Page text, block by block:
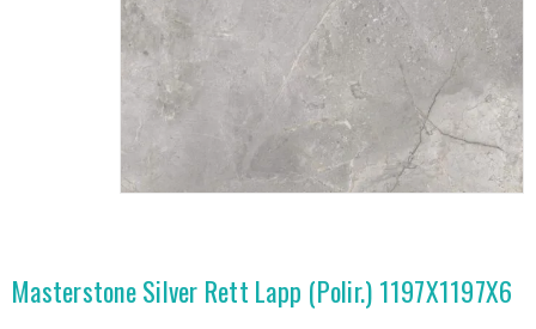
Masterstone Silver Rett Lapp (Polir.) 1197X1197X6